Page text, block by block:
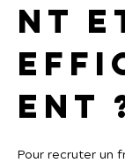
nt
ent
Pour recruter un